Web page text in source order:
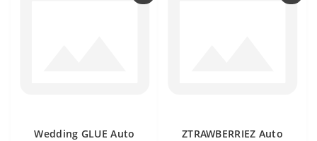
Wedding GLUE Auto ZTRAWBERRIEZ Auto